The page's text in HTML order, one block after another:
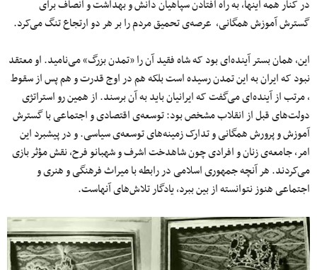
در کنار همه اینها، به راه افتادن سپاهیان دانش و بهداشت و انصاف برای
گسترش آموزش همگانی، عرصه‌ی تحمیق مردم را بر هر دو ارتجاع تنگ می‌کرد.
این، همان بستر آینده‌ای بود که شاه فقید آن را «تمدن بزرگ» می‌نامید. او معتقد
نبود که ایران به این تمدن رسیده است بلکه هم در اوج قدرت و هم پس از سقوط
، مرتب از آینده‌‌‌ای می‌گفت که ایرانیان باید به آن برسند. از همین رو استراتژی
دولت‌های قبل از انقلاب مشخص بود: توسعه‌ی اقتصادی و اجتماعی با گسترش
آموزش و پرورش همگانی و تدارک زمینه‌های توسعه‌ی سیاسی. و در پیشبرد این
امر، جامعه‌ی زنان و افرادی چون شاهدخت اشرف و شهبانو فرح، نقش مؤثر بازی
می‌کردند. هر آنچه جمهوری اسلامی در رابطه با میراث فرهنگی و هنری و
اجتماعی هنوز نتوانسته از بین ببرد، یادگار تلاش‌های آنهاست.